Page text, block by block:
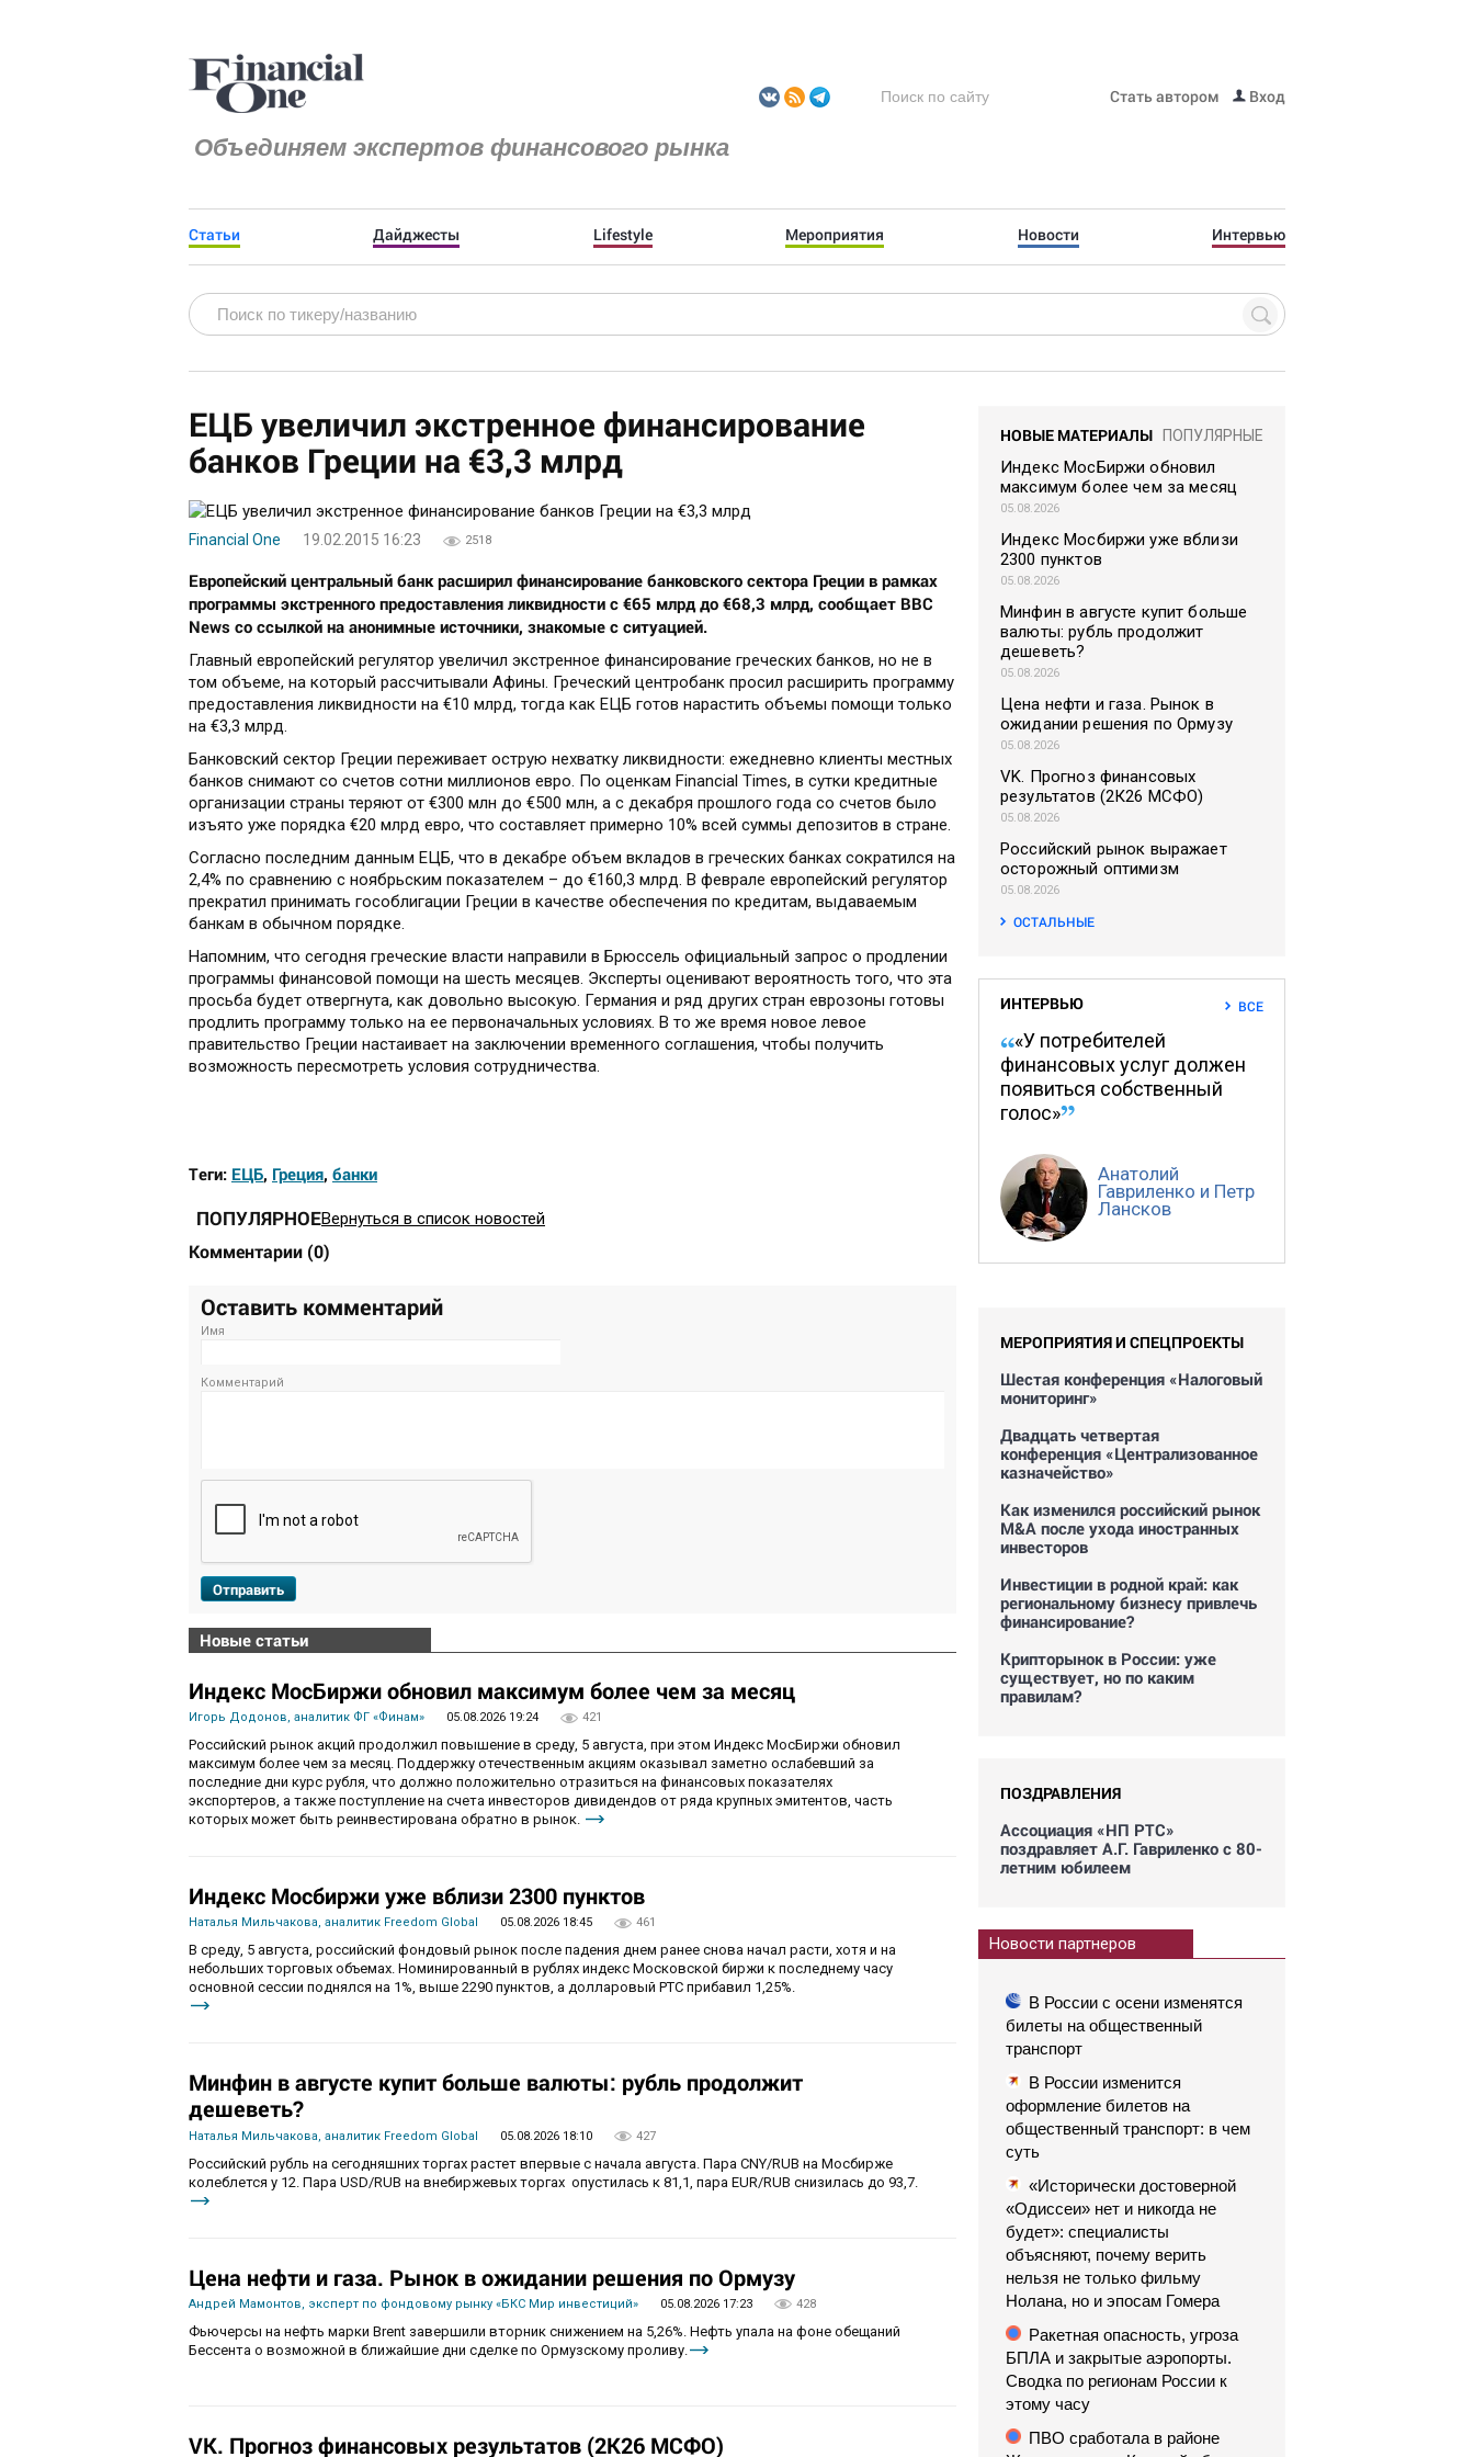
Объединяем экспертов финансового рынка
Стать автором Вход
Статьи Дайджесты Lifestyle Мероприятия Новости Интервью
ЕЦБ увеличил экстренное финансирование
банков Греции на €3,3 млрд
Financial One 19.02.2015 16:23 2518
Европейский центральный банк расширил финансирование банковского сектора Греции в рамках
программы экстренного предоставления ликвидности с €65 млрд до €68,3 млрд, сообщает BBC
News со ссылкой на анонимные источники, знакомые с ситуацией.
Главный европейский регулятор увеличил экстренное финансирование греческих банков, но не в
том объеме, на который рассчитывали Афины. Греческий центробанк просил расширить программу
предоставления ликвидности на €10 млрд, тогда как ЕЦБ готов нарастить объемы помощи только
на €3,3 млрд.
Банковский сектор Греции переживает острую нехватку ликвидности: ежедневно клиенты местных
банков снимают со счетов сотни миллионов евро. По оценкам Financial Times, в сутки кредитные
организации страны теряют от €300 млн до €500 млн, а с декабря прошлого года со счетов было
изъято уже порядка €20 млрд евро, что составляет примерно 10% всей суммы депозитов в стране.
Согласно последним данным ЕЦБ, что в декабре объем вкладов в греческих банках сократился на
2,4% по сравнению с ноябрьским показателем – до €160,3 млрд. В феврале европейский регулятор
прекратил принимать гособлигации Греции в качестве обеспечения по кредитам, выдаваемым
банкам в обычном порядке.
Напомним, что сегодня греческие власти направили в Брюссель официальный запрос о продлении
программы финансовой помощи на шесть месяцев. Эксперты оценивают вероятность того, что эта
просьба будет отвергнута, как довольно высокую. Германия и ряд других стран еврозоны готовы
продлить программу только на ее первоначальных условиях. В то же время новое левое
правительство Греции настаивает на заключении временного соглашения, чтобы получить
возможность пересмотреть условия сотрудничества.
Теги: ЕЦБ, Греция, банки
ПОПУЛЯРНОЕВернуться в список новостей
Комментарии (0)
Оставить комментарий
Имя
Комментарий
Отправить
Новые статьи
Индекс МосБиржи обновил максимум более чем за месяц
Игорь Додонов, аналитик ФГ «Финам» 05.08.2026 19:24 421
Российский рынок акций продолжил повышение в среду, 5 августа, при этом Индекс МосБиржи обновил
максимум более чем за месяц. Поддержку отечественным акциям оказывал заметно ослабевший за
последние дни курс рубля, что должно положительно отразиться на финансовых показателях
экспортеров, а также поступление на счета инвесторов дивидендов от ряда крупных эмитентов, часть
которых может быть реинвестирована обратно в рынок.
Индекс Мосбиржи уже вблизи 2300 пунктов
Наталья Мильчакова, аналитик Freedom Global 05.08.2026 18:45 461
В среду, 5 августа, российский фондовый рынок после падения днем ранее снова начал расти, хотя и на
небольших торговых объемах. Номинированный в рублях индекс Московской биржи к последнему часу
основной сессии поднялся на 1%, выше 2290 пунктов, а долларовый РТС прибавил 1,25%.
Минфин в августе купит больше валюты: рубль продолжит
дешеветь?
Наталья Мильчакова, аналитик Freedom Global 05.08.2026 18:10 427
Российский рубль на сегодняшних торгах растет впервые с начала августа. Пара CNY/RUB на Мосбирже
колеблется у 12. Пара USD/RUB на внебиржевых торгах опустилась к 81,1, пара EUR/RUB снизилась до 93,7.
Цена нефти и газа. Рынок в ожидании решения по Ормузу
Андрей Мамонтов, эксперт по фондовому рынку «БКС Мир инвестиций» 05.08.2026 17:23 428
Фьючерсы на нефть марки Brent завершили вторник снижением на 5,26%. Нефть упала на фоне обещаний
Бессента о возможной в ближайшие дни сделке по Ормузскому проливу.
VK. Прогноз финансовых результатов (2К26 МСФО)
НОВЫЕ МАТЕРИАЛЫ ПОПУЛЯРНЫЕ
Индекс МосБиржи обновил
максимум более чем за месяц
05.08.2026
Индекс Мосбиржи уже вблизи
2300 пунктов
05.08.2026
Минфин в августе купит больше
валюты: рубль продолжит
дешеветь?
05.08.2026
Цена нефти и газа. Рынок в
ожидании решения по Ормузу
05.08.2026
VK. Прогноз финансовых
результатов (2К26 МСФО)
05.08.2026
Российский рынок выражает
осторожный оптимизм
05.08.2026
ОСТАЛЬНЫЕ
ИНТЕРВЬЮ ВСЕ
«У потребителей
финансовых услуг должен
появиться собственный
голос»
Анатолий
Гавриленко и Петр
Лансков
МЕРОПРИЯТИЯ И СПЕЦПРОЕКТЫ
Шестая конференция «Налоговый
мониторинг»
Двадцать четвертая
конференция «Централизованное
казначейство»
Как изменился российский рынок
M&A после ухода иностранных
инвесторов
Инвестиции в родной край: как
региональному бизнесу привлечь
финансирование?
Крипторынок в России: уже
существует, но по каким
правилам?
ПОЗДРАВЛЕНИЯ
Ассоциация «НП РТС»
поздравляет А.Г. Гавриленко с 80-
летним юбилеем
Новости партнеров
В России с осени изменятся
билеты на общественный
транспорт
В России изменится
оформление билетов на
общественный транспорт: в чем
суть
«Исторически достоверной
«Одиссеи» нет и никогда не
будет»: специалисты
объясняют, почему верить
нельзя не только фильму
Нолана, но и эпосам Гомера
Ракетная опасность, угроза
БПЛА и закрытые аэропорты.
Сводка по регионам России к
этому часу
ПВО сработала в районе